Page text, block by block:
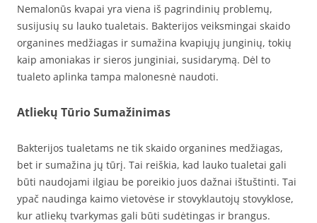
Nemalonūs kvapai yra viena iš pagrindinių problemų,
susijusių su lauko tualetais. Bakterijos veiksmingai skaido
organines medžiagas ir sumažina kvapiųjų junginių, tokių
kaip amoniakas ir sieros junginiai, susidarymą. Dėl to
tualeto aplinka tampa malonesnė naudoti.
Atliekų Tūrio Sumažinimas
Bakterijos tualetams ne tik skaido organines medžiagas,
bet ir sumažina jų tūrį. Tai reiškia, kad lauko tualetai gali
būti naudojami ilgiau be poreikio juos dažnai ištuštinti. Tai
ypač naudinga kaimo vietovėse ir stovyklautojų stovyklose,
kur atliekų tvarkymas gali būti sudėtingas ir brangus.